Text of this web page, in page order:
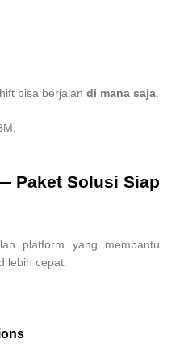
bisa berjalan di mana saja
Paket Solusi Siap
platform yang membantu
lebih cepat.